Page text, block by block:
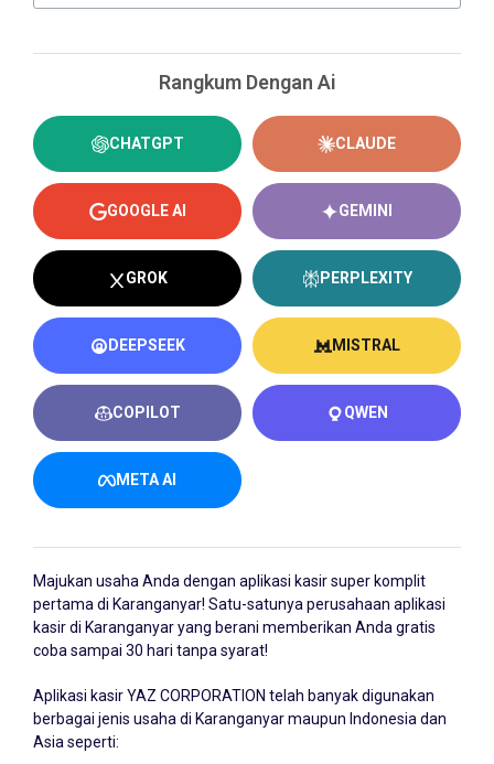
Rangkum Dengan Ai
CHATGPT CLAUDE
GOOGLE AI GEMINI
GROK PERPLEXITY
DEEPSEEK MISTRAL
COPILOT QWEN
META AI
Majukan usaha Anda dengan aplikasi kasirsuper komplit
pertama di Karanganyar! Satu-satunya perusahaan aplikasi
kasir di Karanganyar yang berani memberikan Anda gratis
coba sampai 30 hari tanpa syarat!
Aplikasi kasir YAZ CORPORATION telah banyak digunakan
berbagai jenis usaha di Karanganyar maupun Indonesia dan
Asia seperti: